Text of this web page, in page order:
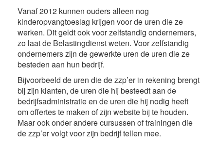
Vanaf 2012 kunnen ouders alleen nog
kinderopvangtoeslag krijgen voor de uren die ze
werken. Dit geldt ook voor zelfstandig ondernemers,
zo laat de Belastingdienst weten. Voor zelfstandig
ondernemers zijn de gewerkte uren de uren die ze
besteden aan hun bedrijf.
Bijvoorbeeld de uren die de zzp’er in rekening brengt
bij zijn klanten, de uren die hij besteedt aan de
bedrijfsadministratie en de uren die hij nodig heeft
om offertes te maken of zijn website bij te houden.
Maar ook onder andere cursussen of trainingen die
de zzp’er volgt voor zijn bedrijf tellen mee.